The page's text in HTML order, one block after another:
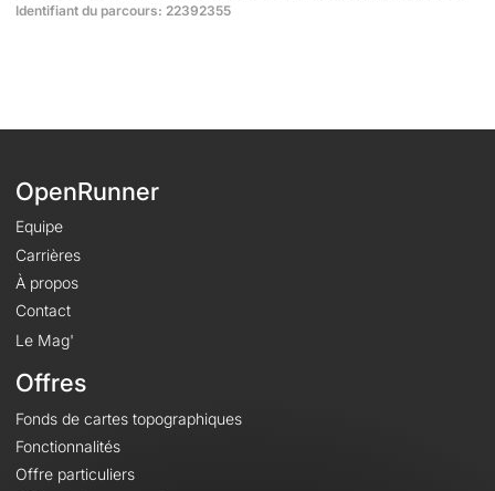
Identifiant du parcours: 22392355
OpenRunner
Equipe
Carrières
À propos
Contact
Le Mag'
Offres
Fonds de cartes topographiques
Fonctionnalités
Offre particuliers